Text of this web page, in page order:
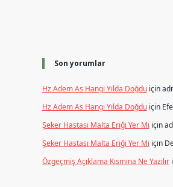
Son yorumlar
Hz Adem As Hangi Yılda Doğduiçin
Hz Adem As Hangi Yılda Doğduiçin
Şeker Hastası Malta Eriği Yer Mi için
Şeker Hastası Malta Eriği Yer Mi için
Özgeçmiş Açıklama Kısmına Ne Yazılır